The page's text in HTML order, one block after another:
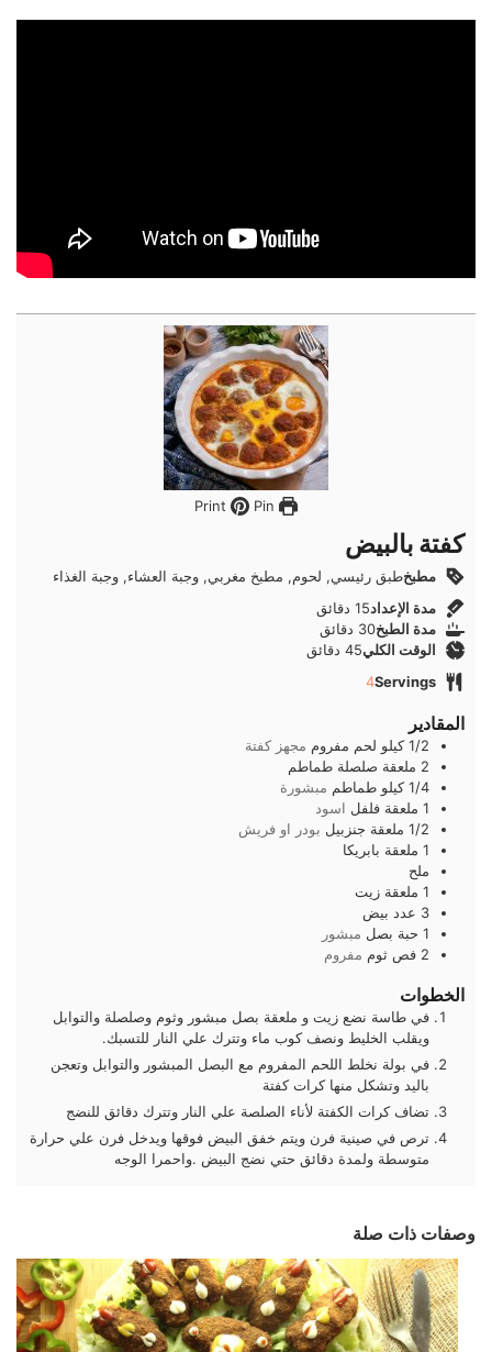
Pin
كفتة بالبيض
مطبخطبق رئيسي, لحوم, مطبخ مغربي, وجبة العشاء, وجبة الغذاء
مدة الإعداد15دقائق
دقائق
مدة الطبخ30 دقائق
دقائق
الوقت الكلي45دقائق
دقائق
Servings
4
المقادير
1/2 كيلو لحم مفروم مجهز كفتة
2 ملعقة صلصلة طماطم
1/4 كيلو طماطم مبشورة
1 ملعقة فلفل اسود
1/2 ملعقة جنزبيل بودر او فريش
1 ملعقة بابريكا
ملح
1 ملعقة زيت
3 عدد بيض
1 حبة بصل مبشور
2 فص ثوم مفروم
الخطوات
في طاسة نضع زيت و ملعقة بصل مبشور وثوم وصلصلة والتوابل
ويقلب الخليط ونصف كوب ماء وتترك علي النار للتسبك.
في بولة نخلط اللحم المفروم مع البصل المبشور والتوابل وتعجن
باليد وتشكل منها كرات كفتة
تضاف كرات الكفتة لأناء الصلصة علي النار وتترك دقائق للنضج
ترص في صينية فرن ويتم خفق البيض فوقها ويدخل فرن علي حرارة
متوسطة ولمدة دقائق حتي نضج البيض .واحمرا الوجه
وصفات ذات صلة